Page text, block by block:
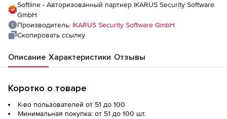
Softline - Авторизованный партнер IKARUS Security Software
GmbH
Производитель: IKARUS Security Software GmbH
Скопировать ссылку
Описание Характеристики Отзывы
Коротко о товаре
К-во пользователей от 51 до 100
Минимальная покупка: от 51 до 100 шт.